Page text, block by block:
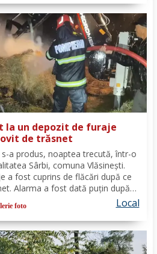
la un depozit de furaje
de trăsnet
a produs, noaptea trecută, într-o
Sârbi, comuna Vlăsinești.
a fost cuprins de flăcări după ce
Alarma a fost dată puțin după
deplasat, în cel mai scurt timp,
foto Local